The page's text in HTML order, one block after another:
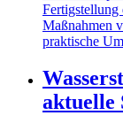
Fertigstellung
Maßnahmen
praktische
aktuelle